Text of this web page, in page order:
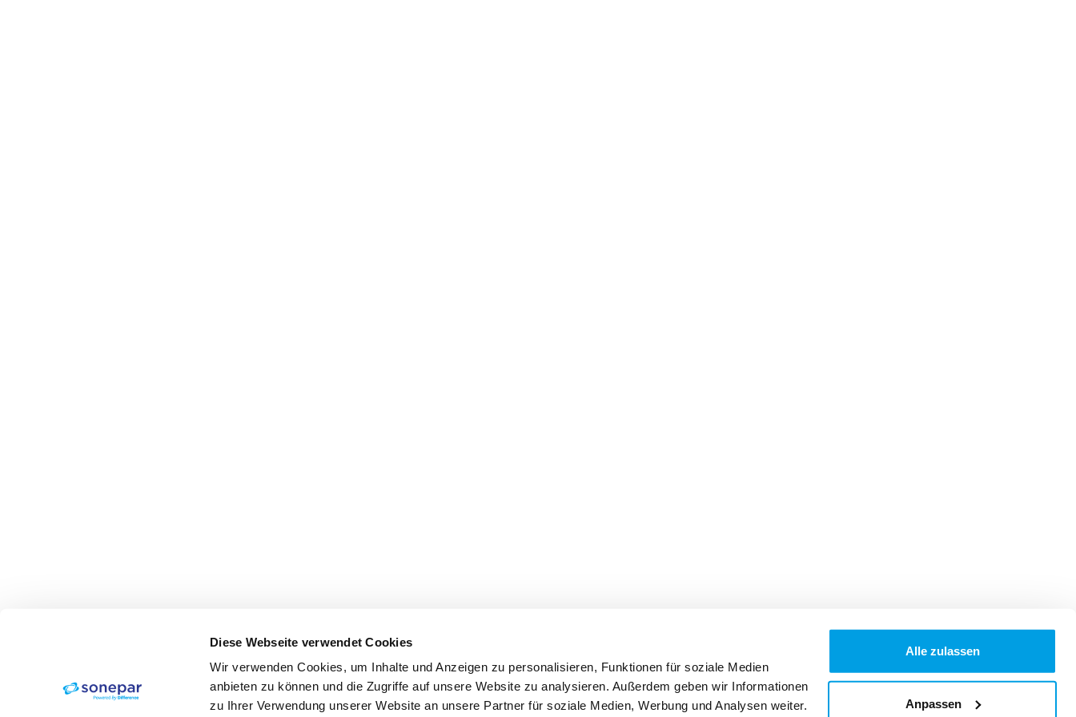
Diese Webseite verwendet Cookies
Wir verwenden Cookies, um Inhalte und Anzeigen zu personalisieren, Funktionen für soziale Medien
anbieten zu können und die Zugriffe auf unsere Website zu analysieren. Außerdem geben wir Informationen
zu Ihrer Verwendung unserer Website an unsere Partner für soziale Medien, Werbung und Analysen weiter.
Alle zulassen
Anpassen